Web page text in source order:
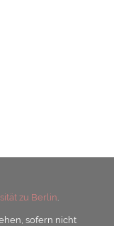
zu Berlin
sofern nicht